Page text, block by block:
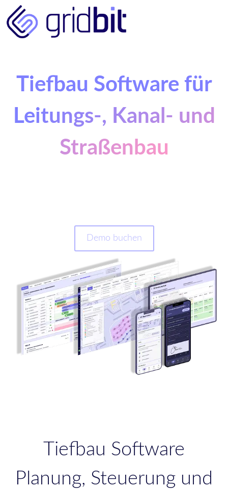
Tiefbau Software für
Leitungs-, Kanal- und
Straßenbau
Demo buchen
Tiefbau Software
Planung, Steuerung und